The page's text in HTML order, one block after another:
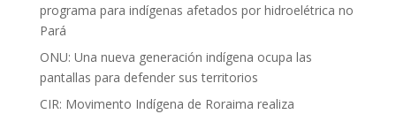
programa para indígenas afetados por hidroelétrica no
Pará
ONU: Una nueva generación indígena ocupa las
pantallas para defender sus territorios
CIR: Movimento Indígena de Roraima realiza